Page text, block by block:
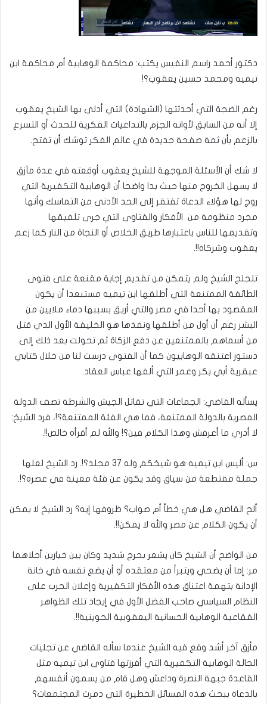
دكتور أحمد راسم النفيس يكتب: محاكمة الوهابية أم محاكمة ابن
تيميه ومحمد حسين يعقوب؟!
رغم الضجة التي أحدثتها (الشهادة) التي أدلى بها الشيخ يعقوب
إلا أنه من السابق لأوانه الجزم بالتداعيات الفكرية للحدث أو التسرع
بالزعم بأن ثمة صفحة جديدة في عالم الفكر توشك أن تفتح.
لا شك أن الأسئلة الموجهة للشيخ يعقوب أوقعته في عدة مآزق
لا يسهل الخروج منها حيث بدا واضحا أن الوهابية التكفيرية التي
روج لها هؤلاء الدعاة تفتقر إلى الحد الأدنى من التماسك وأنها
مجرد منظومة من الأفكار والفتاوى التي جرى تلفيقها
وتقديمها للناس باعتبارها طريق الخلاص أو النجاة من النار كما زعم
يعقوب وشركاه!!.
تلجلج الشيخ ولم يتمكن من تقديم إجابة مقنعة على فتوى
الطائفة الممتنعة التي أطلقها ابن تيميه مستبعدا أن يكون
المقصود بها أحدا في مصر والتي أريق بسببها دماء ملايين من
البشر رغم أن أول من أطلقها ونفذها هو الخليفة الأول الذي قتل
من أسماهم بالممتنعين عن دفع الزكاة ثم تحولت بعد ذلك إلى
دستور اعتنقه الوهابيون كما أن الفتوى درست لنا من خلال كتابي
عبقرية أبي بكر وعمر التي ألفها عباس العقاد.
يسأله القاضي: الجماعات التي تقاتل الجيش والشرطة تصف الدولة
المصرية بالدولة الممتنعة، فما هي الفئة الممتنعة؟!، فرد الشيخ:
لا أدري ما أعرفش وهذا الكلام فين؟! والله لم أقرأه خالص!!.
س: أليس ابن تيميه هو شيخكم وله 37 مجلد؟!. رد الشيخ لعلها
جملة مقتطعة من سياق وقد يكون عن فئة معينة في عصره؟!.
ألح القاضي هل هي خطأ أم صواب؟ ظروفها إيه؟ رد الشيخ لا يمكن
أن يكون الكلام عن مصر والله لا يمكن!!.
من الواضح أن الشيخ كان يشعر بحرج شديد وكان بين خيارين أحلاهما
مر: إما أن يضحي ويتبرأ من معتقده أو أن يضع نفسه في خانة
الإدانة بتهمة اعتناق هذه الأفكار التكفيرية وإعلان الحرب على
النظام السياسي صاحب الفضل الأول في إيجاد تلك الظواهر
الفقاعية الوهابية الحسانية اليعقوبية الحوينية!!.
مأزق آخر أشد وقع فيه الشيخ عندما سأله القاضي عن تجليات
الحالة الوهابية التكفيرية التي أفرزتها فتاوى ابن تيميه مثل
القاعدة جبهة النصرة وداعش وهل قام من يسمون أنفسهم
بالدعاة ببحث هذه المسائل الخطيرة التي دمرت المجتمعات؟